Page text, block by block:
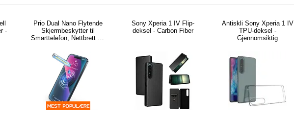
-
Prio Dual Nano Flytende
Skjermbeskytter til
Smarttelefon, Nettbrett - 2
Sony Xperia 1 IV Flip-
deksel - Carbon Fiber
Antiskli Sony Xperia 1 IV
TPU-deksel -
Gjennomsiktig